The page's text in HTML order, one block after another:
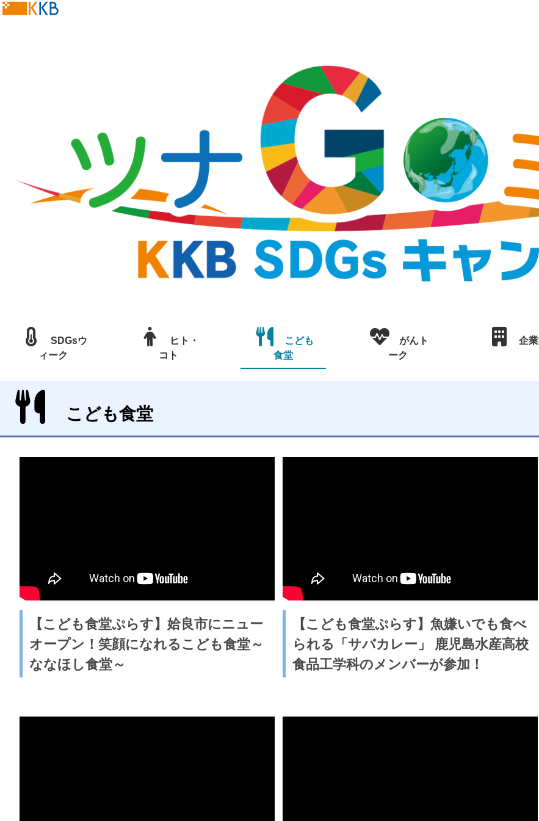
SDGsウ
ィーク
ヒト・
コト
こども
食堂
がんト
ーク
企業
こども食堂
【こども食堂ぷらす】姶良市にニュー
オープン！笑顔になれるこども食堂～
ななほし食堂～
【こども食堂ぷらす】魚嫌いでも食べ
られる「サバカレー」 鹿児島水産高校
食品工学科のメンバーが参加！